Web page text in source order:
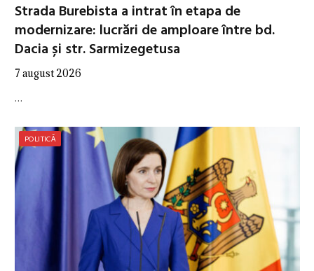
Strada Burebista a intrat în etapa de
modernizare: lucrări de amploare între bd.
Dacia și str. Sarmizegetusa
7 august 2026
…
POLITICĂ